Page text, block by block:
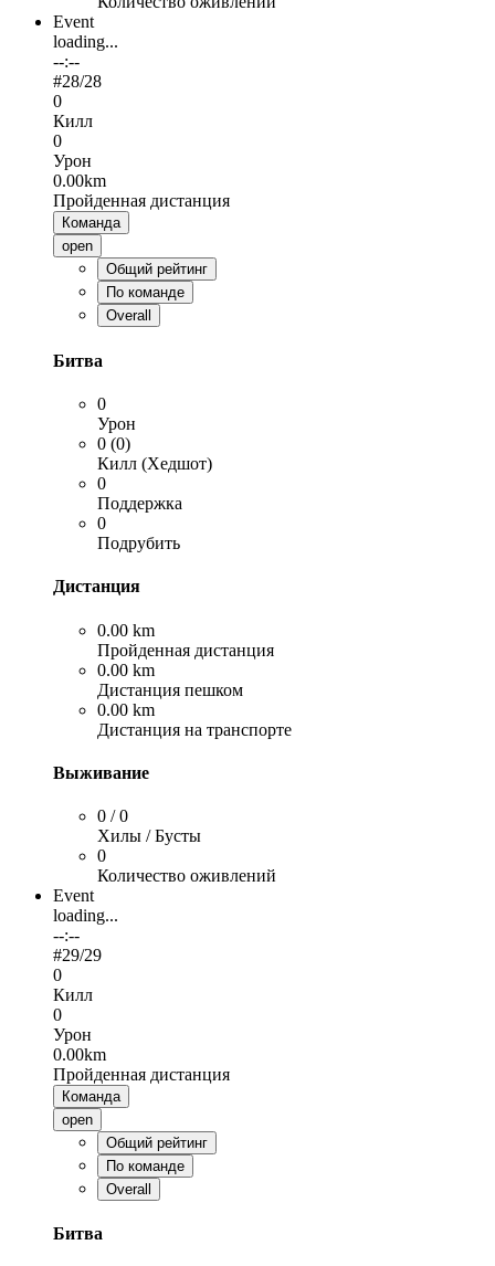
Event
loading...
--:--
#28/28
0
Килл
0
Урон
0.00km
Пройденная дистанция
Команда
open
Общий рейтинг
По команде
Overall
Битва
0
Урон
0 (0)
Килл (Хедшот)
0
Поддержка
0
Подрубить
Дистанция
0.00 km
Пройденная дистанция
0.00 km
Дистанция пешком
0.00 km
Дистанция на транспорте
Выживание
0 / 0
Хилы / Бусты
0
Количество оживлений
Event
loading...
--:--
#29/29
0
Килл
0
Урон
0.00km
Пройденная дистанция
Команда
open
Общий рейтинг
По команде
Overall
Битва